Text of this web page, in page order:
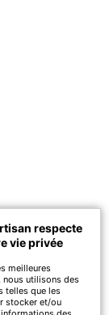
respecte
vie privée
meilleures
nous utilisons des
telles que les
stocker et/ou